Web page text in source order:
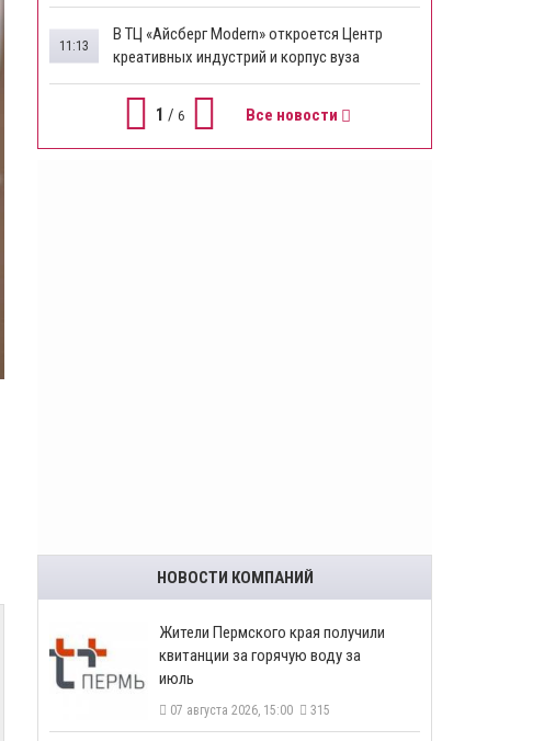
​В ТЦ «Айсберг Modern» откроется Центр
креативных индустрий и корпус вуза
11:13
1 / 6 Все новости
НОВОСТИ КОМПАНИЙ
​Жители Пермского края получили
квитанции за горячую воду за
июль
07 августа 2026, 15:00 315